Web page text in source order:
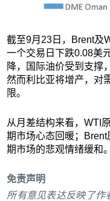
截至9月23日，Brent及
一个交易日下跌0.08美
降，国际油价受到支撑
然而利比亚将增产，对
限。
从月差结构来看，WTI
期市场心态回暖；
期市场的悲观情绪缓和。
免责声明
所有意见表达反映了作